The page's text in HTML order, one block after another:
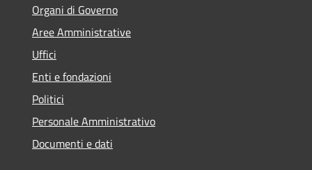
Organi di Governo
Aree Amministrative
Uffici
Enti e fondazioni
Politici
Personale Amministrativo
Documenti e dati